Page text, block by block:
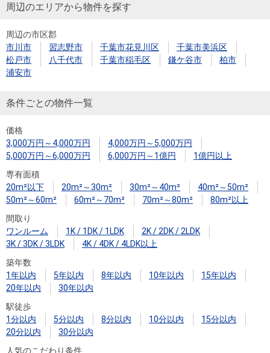
周辺のエリアから物件を探す
周辺の市区郡
市川市
習志野市 千葉市花見川区
千葉市美浜区
松戸市
八千代市 千葉市稲毛区 鎌ケ谷市
柏市
浦安市
条件ごとの物件一覧
価格
3,000万円～4,000万円
4,000万円～5,000万円
5,000万円～6,000万円
6,000万円～1億円
1億円以上
専有面積
20m²以下
20m²～30m² 30m²～40m²
40m²～50m²
50m²～60m²
60m²～70m² 70m²～80m²
80m²以上
間取り
ワンルーム
1K / 1DK / 1LDK
2K / 2DK / 2LDK
3K / 3DK / 3LDK
4K / 4DK / 4LDK以上
築年数
1年以内
5年以内 8年以内 10年以内
15年以内
20年以内
30年以内
駅徒歩
1分以内
5分以内 8分以内 10分以内
15分以内
20分以内
30分以内
人気のこだわり条件